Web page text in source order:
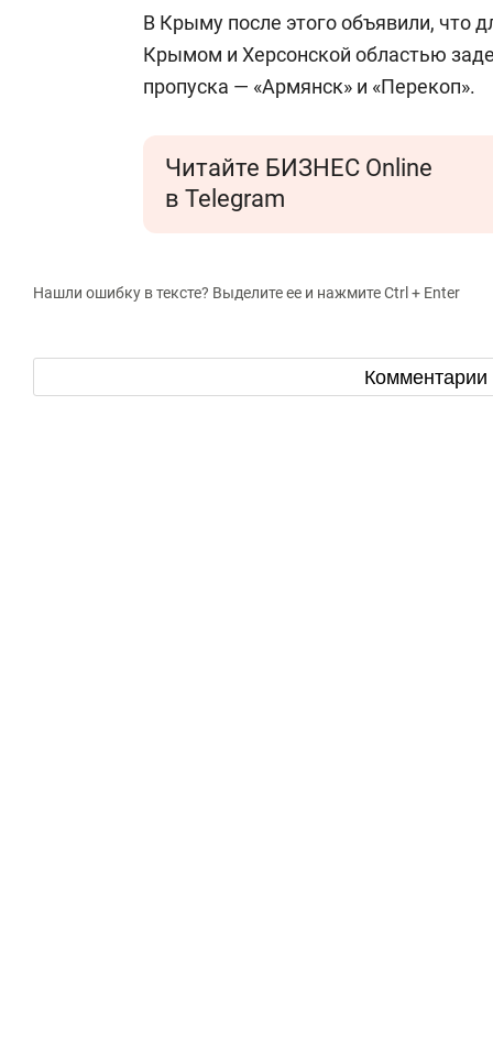
В Крыму после этого объявили, что
Крымом и Херсонской областью
пропуска — «Армянск» и «Перекоп».
Читайте БИЗНЕС Online
в Telegram
Нашли ошибку в тексте? Выделите ее и нажмите Ctrl + Enter
Комментарии